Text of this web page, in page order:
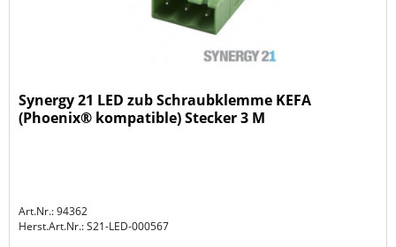
Synergy 21 LED zub Schraubklemme KEFA
(Phoenix® kompatible) Stecker 3 M
Art.Nr.: 94362
Herst.Art.Nr.:S21-LED-000567